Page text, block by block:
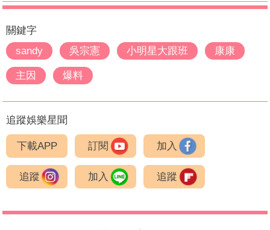
關鍵字
sandy
吳宗憲 小明星大跟班 康康
主因 爆料
追蹤娛樂星聞
下載APP 訂閱 加入
追蹤 加入 追蹤